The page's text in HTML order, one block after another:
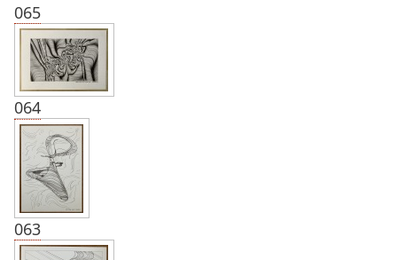
065
064
063